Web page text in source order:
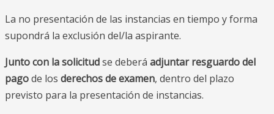
La no presentación de las instancias en tiempo y forma
supondrá la exclusión del/la aspirante.
Junto con la solicitudse deberá adjuntar resguardo del
pagode los derechos de examen, dentro del plazo
previsto para la presentación de instancias.